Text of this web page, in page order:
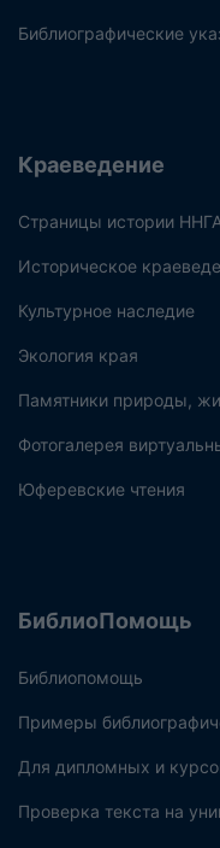
Библиографические
Краеведение
Страницы истории
Историческое
Культурное наследие
Экология края
Памятники природы,
Фотогалерея
Юферевские чтения
БиблиоПомощь
Библиопомощь
Примеры
Для дипломных и
Проверка текста на